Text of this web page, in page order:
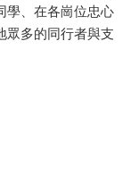
學、在各崗位忠心
眾多的同行者與支